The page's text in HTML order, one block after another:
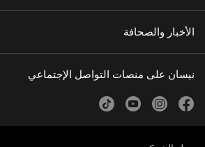
E
ع
G
E
G
ل
الأخبار والصحافة
نيسان على منصات التواصل الإجتماعي
facebook
instagram
youtube